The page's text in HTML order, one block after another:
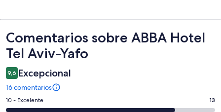
Comentarios
Comentarios sobre ABBA Hotel
Tel Aviv-Yafo
9,6 Excepcional
16 comentarios
13
10 - Excelente 13